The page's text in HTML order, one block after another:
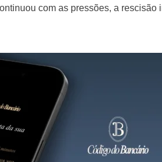
com as pressões, a